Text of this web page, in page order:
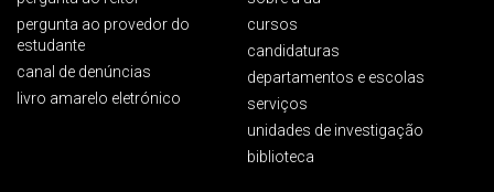
pergunta ao provedor do
estudante
canal de denúncias
livro amarelo eletrónico
cursos
candidaturas
departamentos e escolas
serviços
unidades de investigação
biblioteca